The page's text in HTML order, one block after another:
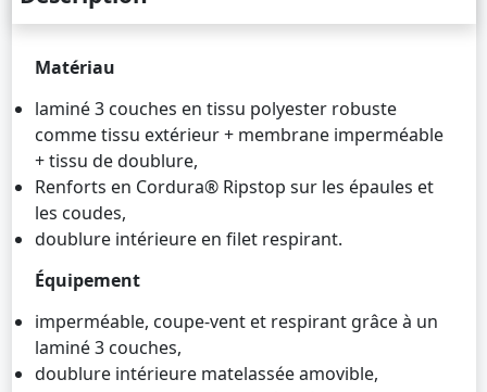
Matériau
laminé 3 couches en tissu polyester robuste
comme tissu extérieur + membrane imperméable
+ tissu de doublure,
Renforts en Cordura® Ripstop sur les épaules et
les coudes,
doublure intérieure en filet respirant.
Équipement
imperméable, coupe-vent et respirant grâce à un
laminé 3 couches,
doublure intérieure matelassée amovible,